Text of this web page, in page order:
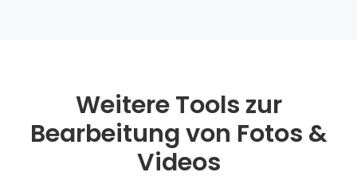
Weitere Tools zur
Bearbeitung von Fotos &
Videos